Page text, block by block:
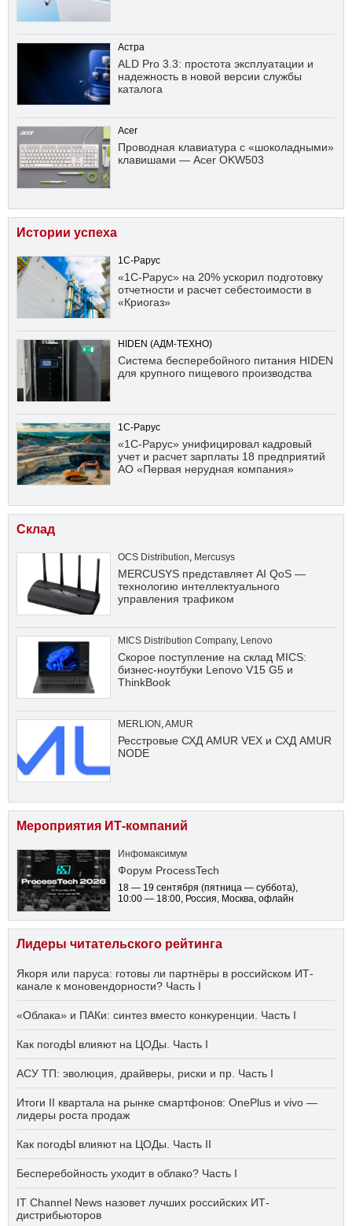
Астра
ALD Pro 3.3: простота эксплуатации и
надежность в новой версии службы
каталога
Acer
Проводная клавиатура с «шоколадными»
клавишами — Acer OKW503
Истории успеха
1С-Рарус
«1С-Рарус» на 20% ускорил подготовку
отчетности и расчет себестоимости в
«Криогаз»
HIDEN (АДМ-ТЕХНО)
Система бесперебойного питания HIDEN
для крупного пищевого производства
1С-Рарус
«1С-Рарус» унифицировал кадровый
учет и расчет зарплаты 18 предприятий
АО «Первая нерудная компания»
Склад
OCS Distribution Mercusys
MERCUSYS представляет AI QoS —
технологию интеллектуального
управления трафиком
MICS Distribution Company, Lenovo
Скорое поступление на склад MICS:
бизнес-ноутбуки Lenovo V15 G5 и
ThinkBook
MERLION AMUR
Ресстровые СХД AMUR VEX и СХД AMUR
NODE
Мероприятия ИТ-компаний
Инфомаксимум
Форум ProcessTech
18 — 19 сентября (пятница — суббота),
10:00 — 18:00, Россия, Москва, офлайн
Лидеры читательского рейтинга
Якоря или паруса: готовы ли партнёры в российском ИТ-
канале к моновендорности? Часть I
«Облака» и ПАКи: синтез вместо конкуренции. Часть I
Как погодЫ влияют на ЦОДы. Часть I
АСУ ТП: эволюция, драйверы, риски и пр. Часть I
Итоги II квартала на рынке смартфонов: OnePlus и vivo —
лидеры роста продаж
Как погодЫ влияют на ЦОДы. Часть II
Бесперебойность уходит в облако? Часть I
IT Channel News назовет лучших российских ИТ-
дистрибьюторов